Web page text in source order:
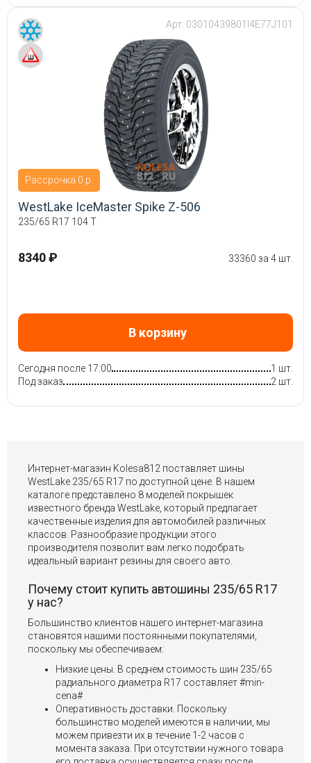
Рассрочка 0 р.
Арт: 03010439801I4E77J101
WestLake IceMaster Spike Z-506
235/65 R17 104 T
8340 ₽ 33360 за 4 шт.
В корзину
Сегодня после 17:00
1 шт.
Под заказ
2 шт.
Интернет-магазин Kolesa812 поставляет шины
WestLake 235/65 R17 по доступной цене. В нашем
каталоге представлено 8 моделей покрышек
известного бренда WestLake, который предлагает
качественные изделия для автомобилей различных
классов. Разнообразие продукции этого
производителя позволит вам легко подобрать
идеальный вариант резины для своего авто.
Почему стоит купить автошины 235/65 R17
у нас?
Большинство клиентов нашего интернет-магазина
становятся нашими постоянными покупателями,
поскольку мы обеспечиваем:
Низкие цены. В среднем стоимость шин 235/65
радиального диаметра R17 составляет #min-
cena#
Оперативность доставки. Поскольку
большинство моделей имеются в наличии, мы
можем привезти их в течение 1-2 часов с
момента заказа. При отсутствии нужного товара